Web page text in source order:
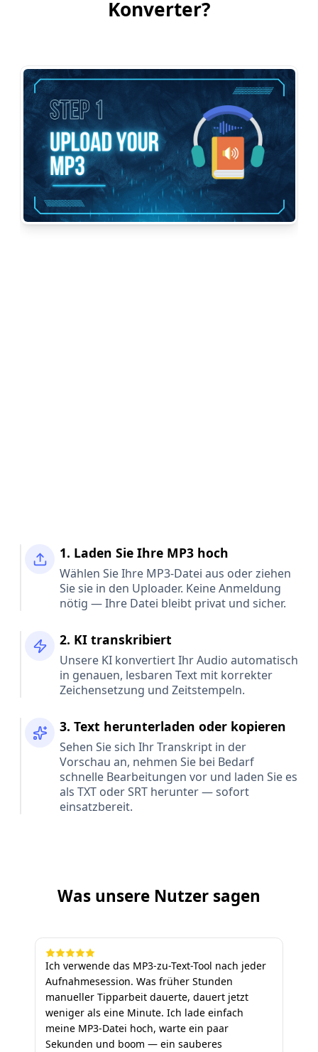
Konverter?
1. Laden Sie Ihre MP3 hoch
Wählen Sie Ihre MP3-Datei aus oder ziehen
Sie sie in den Uploader. Keine Anmeldung
nötig — Ihre Datei bleibt privat und sicher.
2. KI transkribiert
Unsere KI konvertiert Ihr Audio automatisch
in genauen, lesbaren Text mit korrekter
Zeichensetzung und Zeitstempeln.
3. Text herunterladen oder kopieren
Sehen Sie sich Ihr Transkript in der
Vorschau an, nehmen Sie bei Bedarf
schnelle Bearbeitungen vor und laden Sie es
als TXT oder SRT herunter — sofort
einsatzbereit.
Was unsere Nutzer sagen
Ich verwende das MP3-zu-Text-Tool nach jeder
Aufnahmesession. Was früher Stunden
manueller Tipparbeit dauerte, dauert jetzt
weniger als eine Minute. Ich lade einfach
meine MP3-Datei hoch, warte ein paar
Sekunden und boom — ein sauberes